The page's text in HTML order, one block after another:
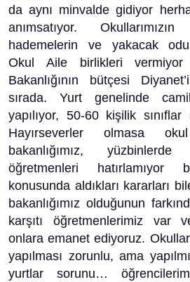
da aynı minvalde gidiyor
anımsatıyor.
hademelerin ve yakacak
Okul Aile birlikleri
Bakanlığının bütçesi
sırada. Yurt genelinde
yapılıyor, 50-60 kişilik
Hayırseverler olmasa
bakanlığımız,
öğretmenleri
konusunda aldıkları kararları
bakanlığımız olduğunun
karşıtı öğretmenlerimiz var
onlara emanet ediyoruz.
yapılması zorunlu, ama
yurtlar sorunu…